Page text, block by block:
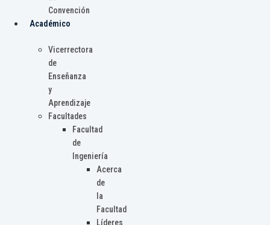
Convención
Académico
Vicerrectora
de
Enseñanza
y
Aprendizaje
Facultades
Facultad
de
Ingeniería
Acerca
de
la
Facultad
Líderes